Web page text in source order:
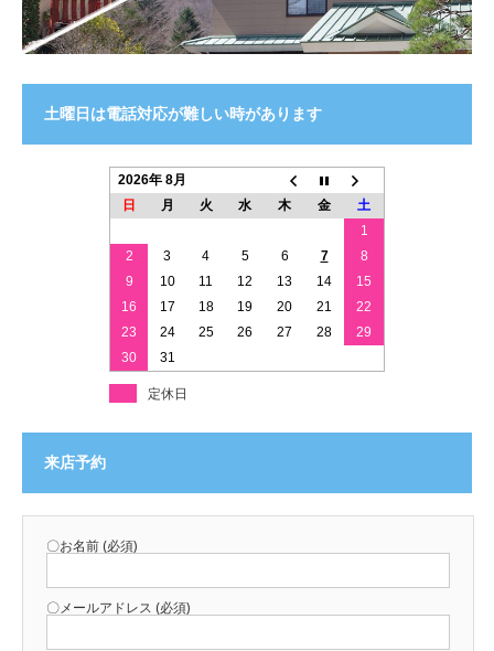
土曜日は電話対応が難しい時があります
2026年 8月
日
月 火 水 木 金
土
1
2
3 4 5 6 7
8
9
10 11 12 13 14
15
16
17 18 19 20 21
22
23
24 25 26 27 28
29
30
31
定休日
来店予約
〇お名前 (必須)
〇メールアドレス (必須)